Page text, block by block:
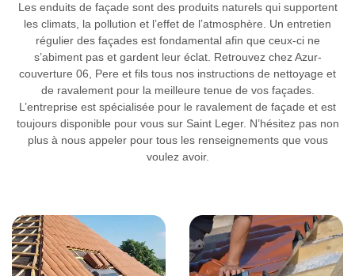
Les enduits de façade sont des produits naturels qui supportent
les climats, la pollution et l’effet de l’atmosphère. Un entretien
régulier des façades est fondamental afin que ceux-ci ne
s’abiment pas et gardent leur éclat. Retrouvez chez Azur-
couverture 06, Pere et fils tous nos instructions de nettoyage et
de ravalement pour la meilleure tenue de vos façades.
L’entreprise est spécialisée pour le ravalement de façade et est
toujours disponible pour vous sur Saint Leger. N’hésitez pas non
plus à nous appeler pour tous les renseignements que vous
voulez avoir.